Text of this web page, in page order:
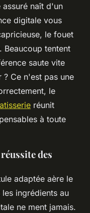
assuré naît d'un
digitale vous
le fouet
Beaucoup tentent
saute vite
? Ce n'est pas une
le
réunit
à toute
des
adaptée aère le
ingrédients au
ne ment jamais.